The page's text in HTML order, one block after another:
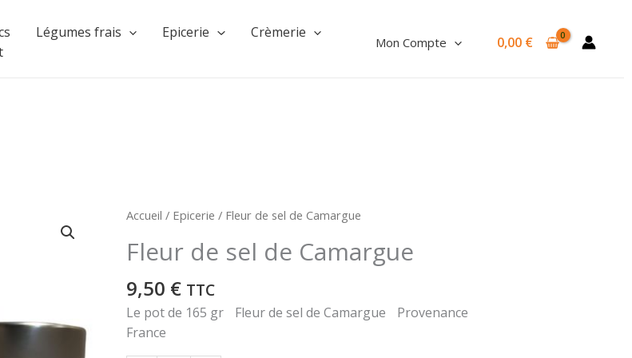
Légumes frais Epicerie
Crèmerie
Mon Compte 0,00 €
Accueil / Epicerie / Fleur de sel de Camargue
Fleur de sel de Camargue
9,50 € TTC
Le pot de 165 gr Fleur de sel de Camargue Provenance
France